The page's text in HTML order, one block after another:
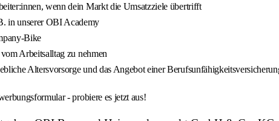
wenn dein Markt die Umsatzziele übertrifft
in unserer OBI Academy
Bike
Arbeitsalltag zu nehmen
Altersvorsorge und das Angebot einer
- probiere es jetzt aus!